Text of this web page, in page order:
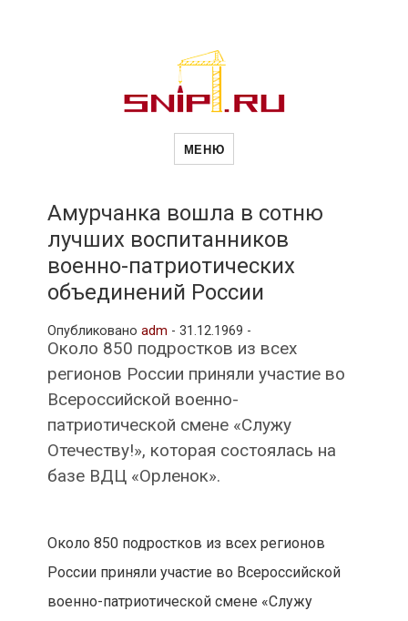
Новости
и
рубрики
МЕНЮ
Амурчанка вошла в сотню
лучших воспитанников
военно-патриотических
объединений России
Опубликовано adm - 31.12.1969 -
Около 850 подростков из всех
регионов России приняли участие во
Всероссийской военно-
патриотической смене «Служу
Отечеству!», которая состоялась на
базе ВДЦ «Орленок».
Около 850 подростков из всех регионов
России приняли участие во Всероссийской
военно-патриотической смене «Служу